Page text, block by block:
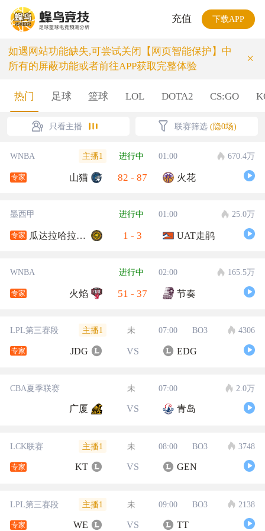
充值 下载APP
如遇网站功能缺失,可尝试关闭【网页智能保护】中
所有的屏蔽功能或者前往APP获取完整体验
×
热门 足球 篮球 LOL DOTA2 CS:GO
只看主播 联赛筛选 (隐0场)
WNBA 主播1 进行中 01:00 670.4万
专家 山猫 82 - 87 火花
墨西甲 进行中 01:00 25.0万
专家 瓜达拉哈拉大学 1 - 3 UAT走鹃
WNBA 进行中 02:00 165.5万
专家 火焰 51 - 37 节奏
LPL第三赛段 主播1 未 07:00 BO3 4306
专家 JDG VS EDG
CBA夏季联赛 未 07:00 2.0万
广厦 VS 青岛
LCK联赛 主播1 未 08:00 BO3 3748
专家 KT VS GEN
LPL第三赛段 主播1 未 09:00 BO3 2138
专家 WE VS TT